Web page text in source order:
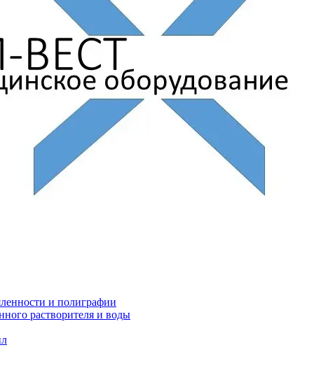
и полиграфии
растворителя и воды